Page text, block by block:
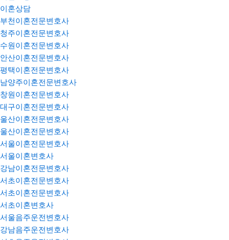
이혼상담
부천이혼전문변호사
청주이혼전문변호사
수원이혼전문변호사
안산이혼전문변호사
평택이혼전문변호사
남양주이혼전문변호사
창원이혼전문변호사
대구이혼전문변호사
울산이혼전문변호사
울산이혼전문변호사
서울이혼전문변호사
서울이혼변호사
강남이혼전문변호사
서초이혼전문변호사
서초이혼전문변호사
서초이혼변호사
서울음주운전변호사
강남음주운전변호사